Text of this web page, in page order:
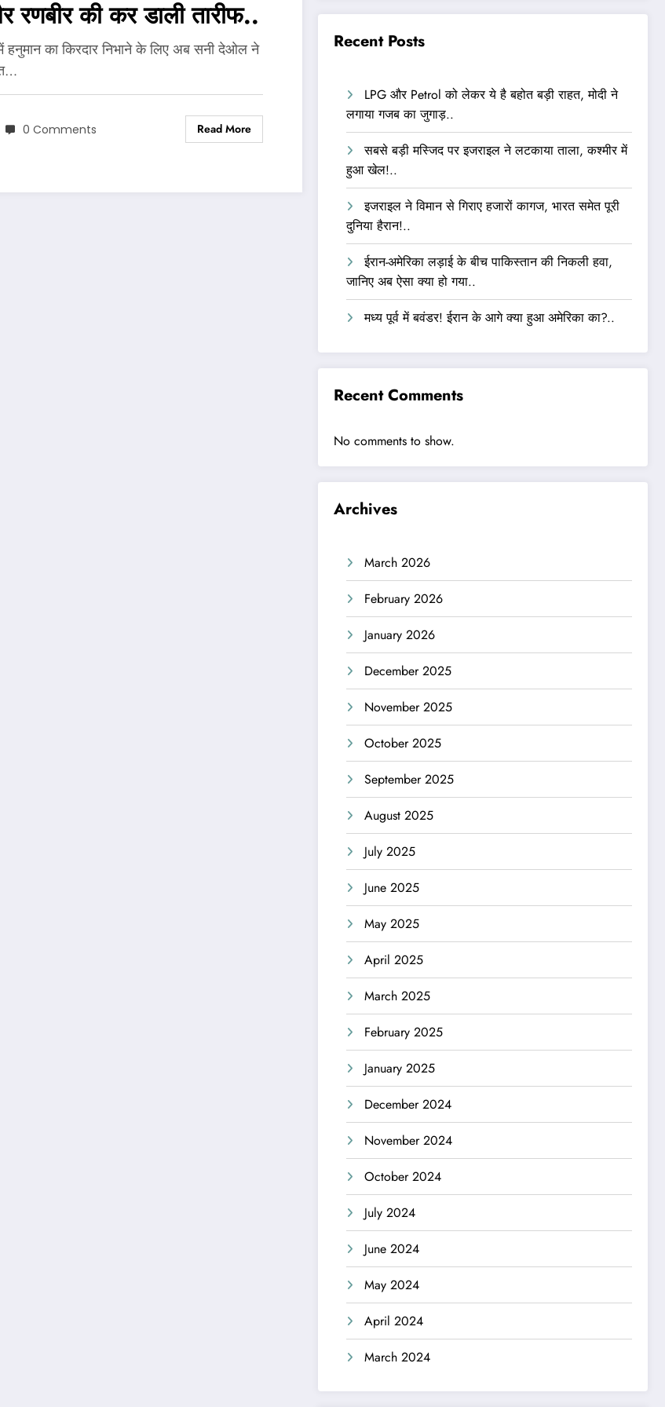
की कर डाली तारीफ..
हनुमान का किरदार निभाने के लिए अब सनी देओल ने
0 Comments Read More
Recent Posts
LPG और Petrol को लेकर ये है बहोत बड़ी राहत, मोदी ने
लगाया गजब का जुगाड़..
सबसे बड़ी मस्जिद पर इजराइल ने लटकाया ताला, कश्मीर में
हुआ खेल!..
इजराइल ने विमान से गिराए हजारों कागज, भारत समेत पूरी
दुनिया हैरान!..
ईरान-अमेरिका लड़ाई के बीच पाकिस्तान की निकली हवा,
जानिए अब ऐसा क्या हो गया..
मध्य पूर्व में बवंडर! ईरान के आगे क्या हुआ अमेरिका का?..
Recent Comments
No comments to show.
Archives
March 2026
February 2026
January 2026
December 2025
November 2025
October 2025
September 2025
August 2025
July 2025
June 2025
May 2025
April 2025
March 2025
February 2025
January 2025
December 2024
November 2024
October 2024
July 2024
June 2024
May 2024
April 2024
March 2024